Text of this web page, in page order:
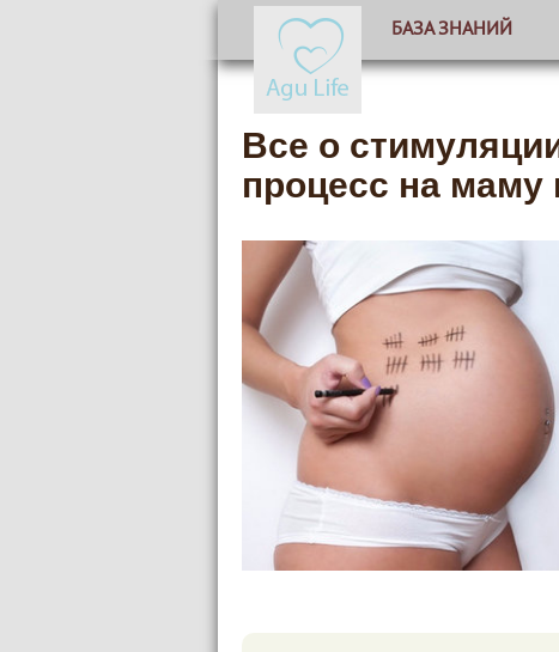
БАЗА ЗНАНИЙ
Все о
процесс на